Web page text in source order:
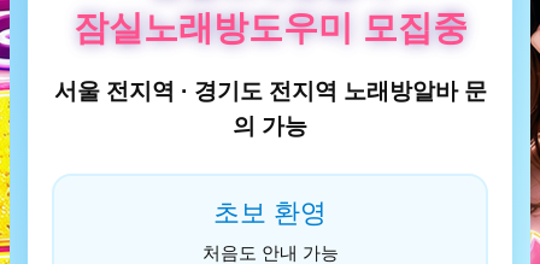
잠실노래방도우미 모집중
서울 전지역 · 경기도 전지역 노래방알바 문
의 가능
초보 환영
처음도 안내 가능